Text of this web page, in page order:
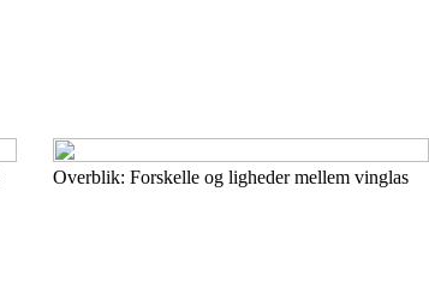
Overblik: Forskelle og ligheder mellem vinglas